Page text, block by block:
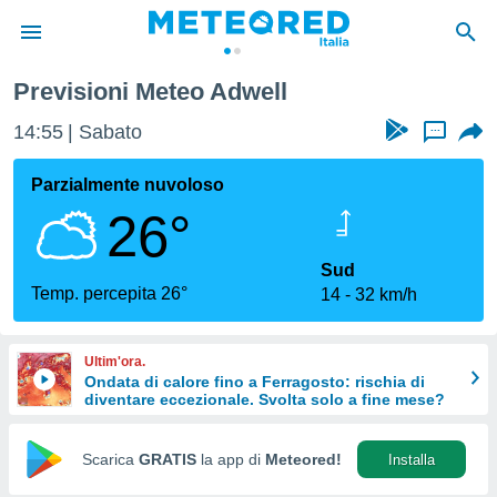
di
per
le
di
Web
Previsioni Meteo Adwell
14:55 Sabato ...
Parzialmente nuvoloso
26°
Temp. percepita 26°
Sud
14
32 km/h
Ultim'ora.
Ondata di calore fino a Ferragosto: rischia di
diventare eccezionale. Svolta solo a fine mese?
Scarica GRATIS la app di Meteored! Installa